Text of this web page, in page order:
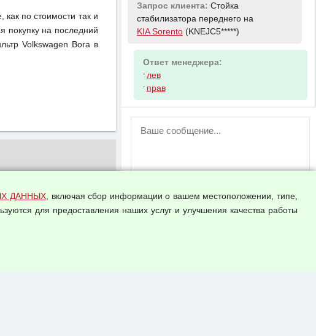
по стоимости так и
покупку на последний
Volkswagen Bora в
ДАННЫХ, включая сбор информации о вашем местоположении, типе,
для предоставления наших услуг и улучшения качества работы
Запрос клиента: Стойка
стабилизатора переднего на
KIA Sorento(KNEJC5*****)
Ответ менеджера:
- лев
- прав
ВНИМАНИЕ!
пользователей временно отключена!
аккаунт.